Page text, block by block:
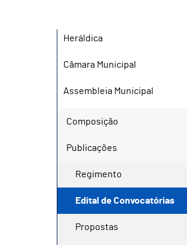
Heráldica
Câmara Municipal
Assembleia Municipal
Composição
Publicações
Regimento
Edital de Convocatórias
Propostas